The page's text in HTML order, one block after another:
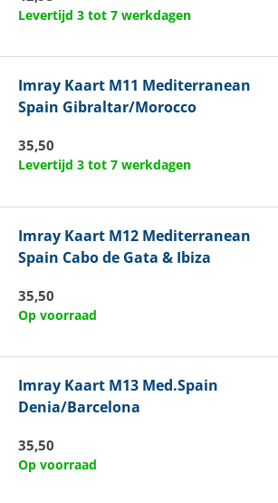
Levertijd 3 tot 7 werkdagen
Imray Kaart M11 Mediterranean
Spain Gibraltar/Morocco
35,50
Levertijd 3 tot 7 werkdagen
Imray Kaart M12 Mediterranean
Spain Cabo de Gata & Ibiza
35,50
Op voorraad
Imray Kaart M13 Med.Spain
Denia/Barcelona
35,50
Op voorraad